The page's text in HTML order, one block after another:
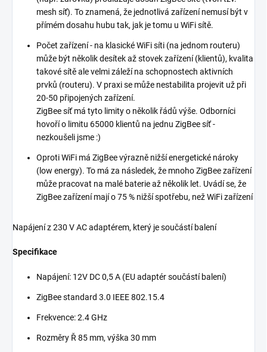
mesh síť). To znamená, že jednotlivá zařízení nemusí být v
přímém dosahu hubu tak, jak je tomu u WiFi sítě.
Počet zařízení - na klasické WiFi síti (na jednom routeru)
může být několik desítek až stovek zařízení (klientů), kvalita
takové sítě ale velmi záleží na schopnostech aktivních
prvků (routeru). V praxi se může nestabilita projevit už při
20-50 připojených zařízení.
ZigBee síť má tyto limity o několik řádů výše. Odborníci
hovoří o limitu 65000 klientů na jednu ZigBee síť -
nezkoušeli jsme :)
Oproti WiFi má ZigBee výrazně nižší energetické nároky
(low energy). To má za následek, že mnoho ZigBee zařízení
může pracovat na malé baterie až několik let. Uvádí se, že
ZigBee zařízení mají o 75 % nižší spotřebu, než WiFi zařízení
Napájení z 230 V AC adaptérem, který je součástí balení
Specifikace
Napájení: 12V DC 0,5 A (EU adaptér součástí balení)
ZigBee standard 3.0 IEEE 802.15.4
Frekvence: 2.4 GHz
Rozměry Ř 85 mm, výška 30 mm